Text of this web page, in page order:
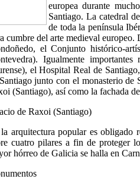
europea durante
Santiago. La catedral
de toda la península
cumbre del arte medieval europeo.
el Conjunto histórico-
Igualmente
el Hospital Real de
junto con el monasterio de
(Santiago), así como la fachada
de Raxoi (Santiago)
arquitectura popular es obligado
cuatro pilares a fin de proteger
hórreo de Galicia se halla en